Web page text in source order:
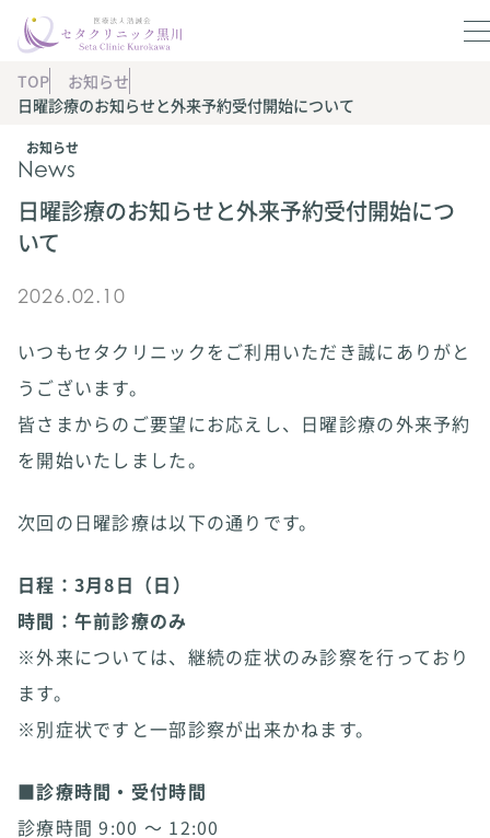
お知らせ
News
TOP
お知らせ
日曜診療のお知らせと外来予約受付開始について
日曜診療のお知らせと外来予約受付開始につ
いて
2026.02.10
いつもセタクリニックをご利用いただき誠にありがと
うございます。
皆さまからのご要望にお応えし、日曜診療の外来予約
を開始いたしました。
次回の日曜診療は以下の通りです。
日程：3月8日（日）
時間：午前診療のみ
※外来については、継続の症状のみ診察を行っており
ます。
※別症状ですと一部診察が出来かねます。
■診療時間・受付時間
診療時間 9:00 〜 12:00